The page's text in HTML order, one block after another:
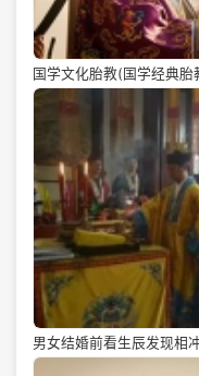
国学文化胎教(国学经典胎
男女结婚前看生辰发现相